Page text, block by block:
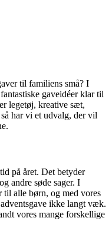
til familiens små? I
gaveidéer klar til
legetøj, kreative sæt,
har vi et udvalg, der vil
på året. Det betyder
andre søde sager. I
til alle børn, og med vores
ikke langt væk.
vores mange forskellige